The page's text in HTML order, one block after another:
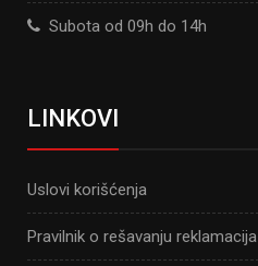
Subota od 09h do 14h
LINKOVI
Uslovi korišćenja
Pravilnik o rešavanju reklamacija